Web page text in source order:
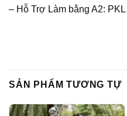
– Hỗ Trợ Làm bằng A2: PKL
SẢN PHẨM TƯƠNG TỰ